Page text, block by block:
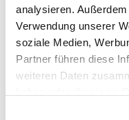
analysieren.
Verwendung unserer
soziale Medien,
Partner führen diese
weiteren Daten